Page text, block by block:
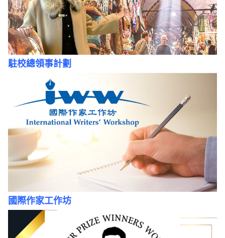
駐校總領事計劃
國際作家工作坊